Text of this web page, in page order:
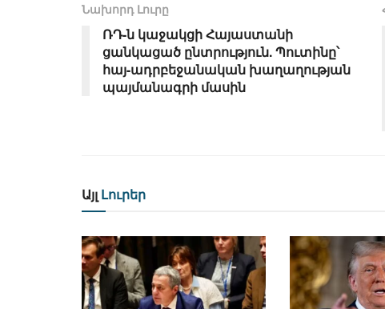
Նախորդ Լուրը
ՌԴ-ն կաջակցի Հայաստանի
ցանկացած ընտրություն. Պուտինը՝
հայ-ադրբեջանական խաղաղության
պայմանագրի մասին
Այլ Լուրեր